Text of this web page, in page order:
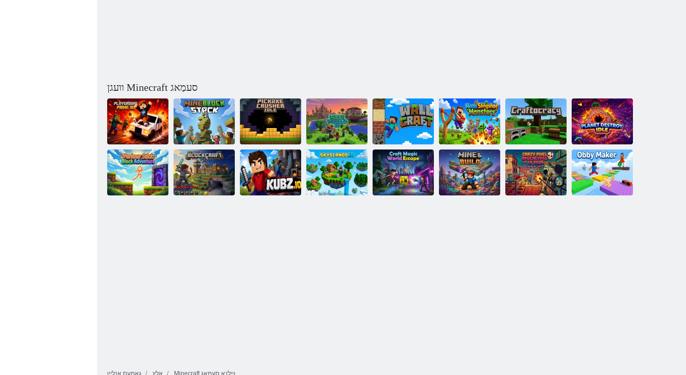
וועגן Minecraft סעמַאג
ד 3 םיירּפ
ץַאלּפליּפש
קַאטס
קקָאלבענימ
קידייל רעשַארק
סקַאקקיּפ
ָאי סלעסקָאוו
ַאגעמ
טפַארק טנאוו
סרעטסנָאמ
:טָאשגנילס בָאָאנ
עיטַארקָאטפַארק
קידייל ןרעטשעצ
טענַאלּפ
גאַמעס אָנליין אַלץ Minecraft ןיילנָא סעמַאג